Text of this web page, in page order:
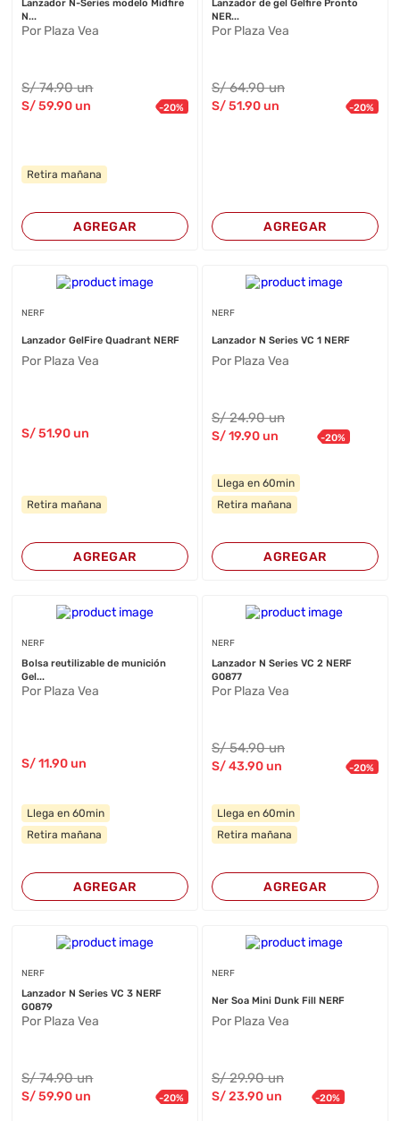
Lanzador N-Series modelo Midfire
N...
Por Plaza Vea
S/74.90 un
S/59.90 un -20%
Retira mañana
AGREGAR
Lanzador de gel Gelfire Pronto
NER...
Por Plaza Vea
S/64.90 un
S/51.90un -20%
AGREGAR
NERF
Lanzador GelFire Quadrant NERF
Por Plaza Vea
S/51.90 un
Retira mañana
AGREGAR
NERF
Lanzador N Series VC 1 NERF
Por Plaza Vea
S/24.90 un
S/19.90un -20%
Llega en 60min
Retira mañana
AGREGAR
NERF
Bolsa reutilizable de munición
Gel...
Por Plaza Vea
S/11.90 un
Llega en 60min
Retira mañana
AGREGAR
NERF
Lanzador N Series VC 2 NERF
G0877
Por Plaza Vea
S/54.90 un
S/43.90un -20%
Llega en 60min
Retira mañana
AGREGAR
NERF
Lanzador N Series VC 3 NERF
G0879
Por Plaza Vea
S/74.90 un
S/59.90 un -20%
NERF
Ner Soa Mini Dunk Fill NERF
Por Plaza Vea
S/29.90 un
S/23.90un -20%